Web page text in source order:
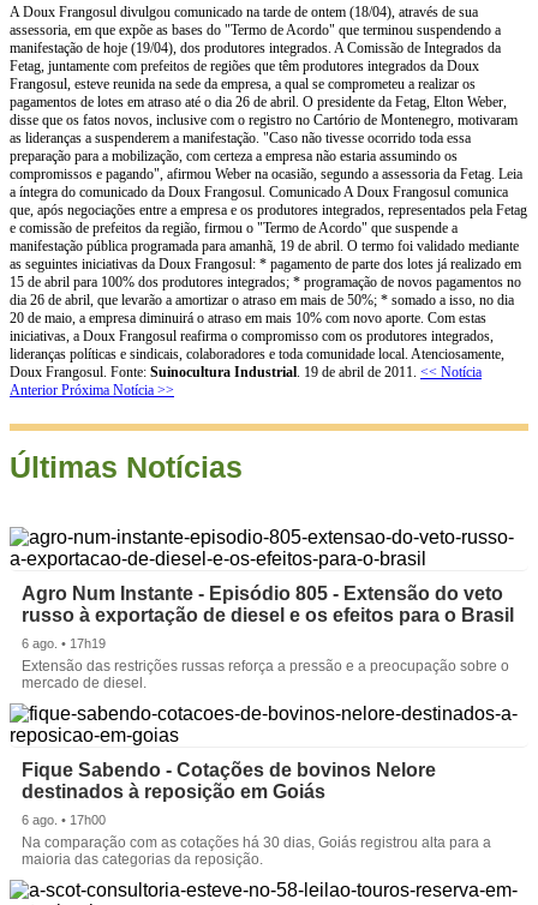
A Doux Frangosul divulgou comunicado na tarde de ontem (18/04), através de sua
assessoria, em que expõe as bases do "Termo de Acordo" que terminou suspendendo a
manifestação de hoje (19/04), dos produtores integrados. A Comissão de Integrados da
Fetag, juntamente com prefeitos de regiões que têm produtores integrados da Doux
Frangosul, esteve reunida na sede da empresa, a qual se comprometeu a realizar os
pagamentos de lotes em atraso até o dia 26 de abril. O presidente da Fetag, Elton Weber,
disse que os fatos novos, inclusive com o registro no Cartório de Montenegro, motivaram
as lideranças a suspenderem a manifestação. "Caso não tivesse ocorrido toda essa
preparação para a mobilização, com certeza a empresa não estaria assumindo os
compromissos e pagando", afirmou Weber na ocasião, segundo a assessoria da Fetag. Leia
a íntegra do comunicado da Doux Frangosul. Comunicado A Doux Frangosul comunica
que, após negociações entre a empresa e os produtores integrados, representados pela Fetag
e comissão de prefeitos da região, firmou o "Termo de Acordo" que suspende a
manifestação pública programada para amanhã, 19 de abril. O termo foi validado mediante
as seguintes iniciativas da Doux Frangosul: * pagamento de parte dos lotes já realizado em
15 de abril para 100% dos produtores integrados; * programação de novos pagamentos no
dia 26 de abril, que levarão a amortizar o atraso em mais de 50%; * somado a isso, no dia
20 de maio, a empresa diminuirá o atraso em mais 10% com novo aporte. Com estas
iniciativas, a Doux Frangosul reafirma o compromisso com os produtores integrados,
lideranças políticas e sindicais, colaboradores e toda comunidade local. Atenciosamente,
Doux Frangosul. Fonte: Suinocultura Industrial. 19 de abril de 2011. << Notícia
Anterior Próxima Notícia >>
Últimas Notícias
Agro Num Instante - Episódio 805 - Extensão do veto
russo à exportação de diesel e os efeitos para o Brasil
6 ago. • 17h19
Extensão das restrições russas reforça a pressão e a preocupação sobre o
mercado de diesel.
Fique Sabendo - Cotações de bovinos Nelore
destinados à reposição em Goiás
6 ago. • 17h00
Na comparação com as cotações há 30 dias, Goiás registrou alta para a
maioria das categorias da reposição.